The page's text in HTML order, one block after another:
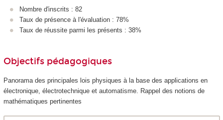
Nombre d'inscrits : 82
Taux de présence à l'évaluation : 78%
Taux de réussite parmi les présents : 38%
Objectifs pédagogiques
Panorama des principales lois physiques à la base des applications en
électronique, électrotechnique et automatisme. Rappel des notions de
mathématiques pertinentes